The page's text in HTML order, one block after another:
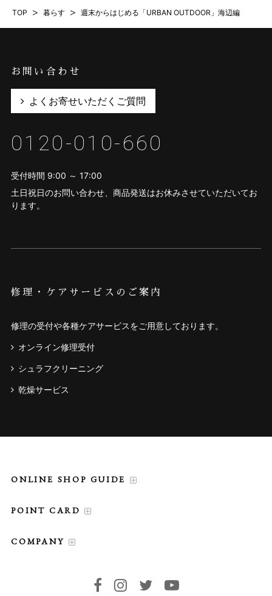
TOP > 暮らす > 週末からはじめる「URBAN OUTDOOR」海辺編
お問い合わせ
よくお寄せいただくご質問
0120-010-660
受付時間 9:00 ～ 17:00
土日祝日のお問い合わせ、商品発送はお休みさせていただいてお
ります。
修理・ケアサービスのご案内
修理の受付や各種ケアサービスをご用意しております。
オンライン修理受付
シュラフクリーニング
乾燥サービス
ONLINE SHOP GUIDE
POINT CARD
COMPANY